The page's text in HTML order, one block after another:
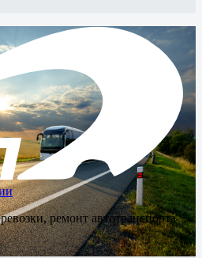
ремонт автотранспорта